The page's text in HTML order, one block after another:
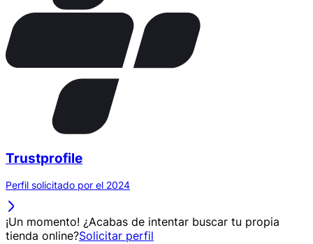
Trustprofile
Perfil solicitado por el 2024
¡Un momento! ¿Acabas de intentar buscar tu propia
tienda online?Solicitar perfil